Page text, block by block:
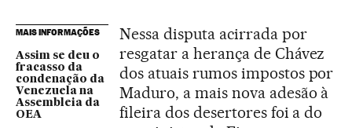
MAIS INFORMAÇÕES
Assim se deu o
fracasso da
condenação da
Venezuela na
Assembleia da
OEA
Nessa disputa acirrada por
resgatar a herança de Chávez
dos atuais rumos impostos por
Maduro, a mais nova adesão à
fileira dos desertores foi a do